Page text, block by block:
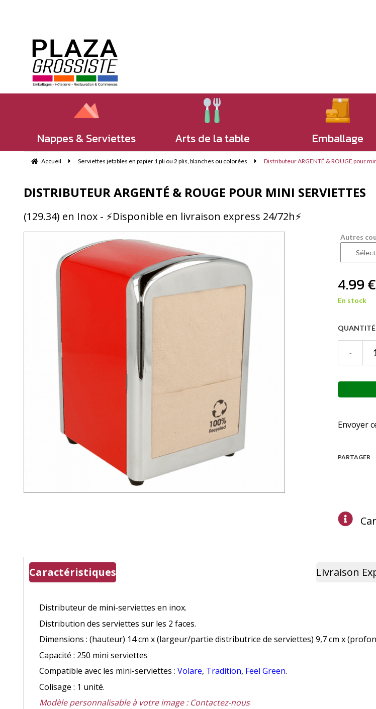
Nappes & Serviettes Arts de la table Emballage
Accueil Serviettes jetables en papier 1 pli ou 2 plis, blanches ou colorées Distributeur ARGENTÉ & ROUGE pour
DISTRIBUTEUR ARGENTÉ & ROUGE POUR MINI SERVIETTES
(129.34) en Inox - ⚡Disponible en livraison express 24/72h⚡
Autres
4.99€
En stock
QUANTITÉ
Envoyer
PARTAGER
Caractéristiques Livraison
Distributeur de mini-serviettes en inox.
Distribution des serviettes sur les 2 faces.
Dimensions : (hauteur) 14 cm x (largeur/partie distributrice de serviettes) 9,7 cm x
Capacité : 250 mini serviettes
Compatible avec les mini-serviettes : Volare, Tradition, Feel Green.
Colisage : 1 unité.
Modèle personnalisable à votre image : Contactez-nous